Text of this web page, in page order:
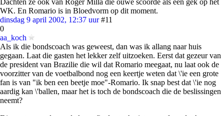
Dachten ze ook van Roger Milla die ouwe scoorde als een gek op het
WK. En Romario is in Bloedvorm op dit moment.
dinsdag 9 april 2002, 12:37 uur #11
0
aa_koch
Als ik die bondscoach was geweest, dan was ik allang naar huis
gegaan. Laat die gasten het lekker zelf uitzoeken. Eerst dat gezeur van
de president van Brazilie die wil dat Romario meegaat, nu laat ook de
voorzitter van de voetbalbond nog een keertje weten dat \'ie een grote
fan is van "ik ben een beetje moe"-Romario. Ik snap best dat \'ie nog
aardig kan \'ballen, maar het is toch de bondscoach die de beslissingen
neemt?